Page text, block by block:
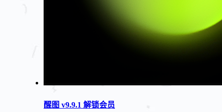
醒图 v9.9.1 解锁会员